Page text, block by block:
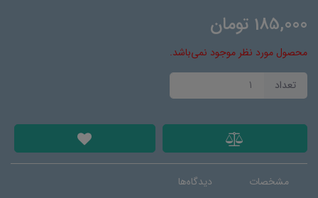
185,000 تومان
محصول مورد نظر موجود نمی‌باشد.
تعداد
مشخصات دیدگاه‌ها